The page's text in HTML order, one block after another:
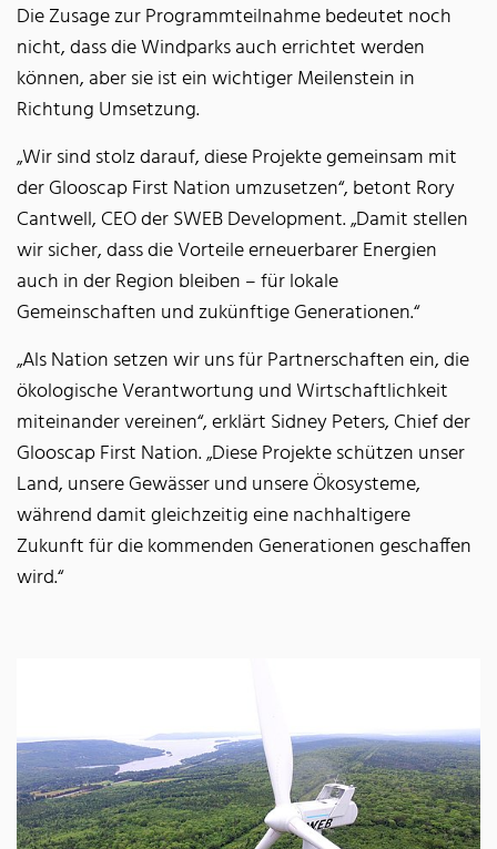
Die Zusage zur Programmteilnahme bedeutet noch
nicht, dass die Windparks auch errichtet werden
können, aber sie ist ein wichtiger Meilenstein in
Richtung Umsetzung.
„Wir sind stolz darauf, diese Projekte gemeinsam mit
der Glooscap First Nation umzusetzen“, betont Rory
Cantwell, CEO der SWEB Development. „Damit stellen
wir sicher, dass die Vorteile erneuerbarer Energien
auch in der Region bleiben – für lokale
Gemeinschaften und zukünftige Generationen.“
„Als Nation setzen wir uns für Partnerschaften ein, die
ökologische Verantwortung und Wirtschaftlichkeit
miteinander vereinen“, erklärt Sidney Peters, Chief der
Glooscap First Nation. „Diese Projekte schützen unser
Land, unsere Gewässer und unsere Ökosysteme,
während damit gleichzeitig eine nachhaltigere
Zukunft für die kommenden Generationen geschaffen
wird.“